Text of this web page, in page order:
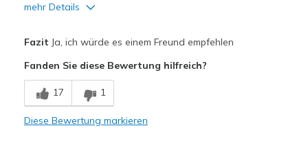
mehr Details
Comfortable
Durable
Fazit Ja, ich würde es einem Freund empfehlen
Fanden Sie diese Bewertung hilfreich?
17 1
Diese Bewertung markieren